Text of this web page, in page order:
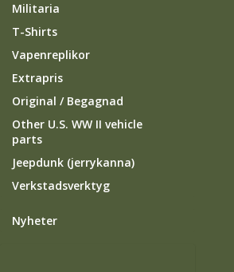
Militaria
T-Shirts
Vapenreplikor
Extrapris
Original / Begagnad
Other U.S. WW II vehicle
parts
Jeepdunk (jerrykanna)
Verkstadsverktyg
Nyheter